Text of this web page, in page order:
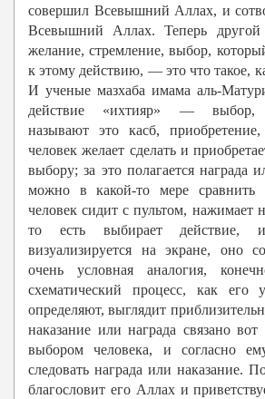
совершил Всевышний Аллах, и
Всевышний Аллах. Теперь
желание, стремление, выбор,
к этому действию, — это что такое,
И ученые мазхаба имама аль-
действие «ихтияр» — выбор,
называют это касб,
человек желает сделать и
выбору; за это полагается награда
можно в какой-то мере
человек сидит с пультом, нажимает
то есть выбирает действие,
визуализируется на экране, оно
очень условная аналогия,
схематический процесс, как его
определяют, выглядит
наказание или награда связано
выбором человека, и согласно
следовать награда или наказание.
благословит его Аллах и